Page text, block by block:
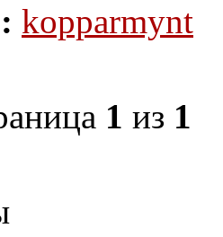
kopparmynt
1 из 1